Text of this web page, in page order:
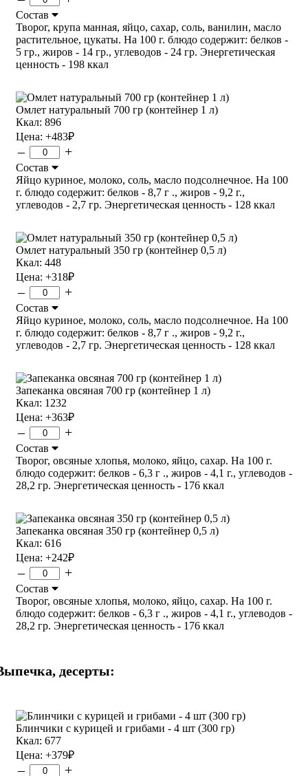
Состав
Творог, крупа манная, яйцо, сахар, соль, ванилин, масло
растительное, цукаты. На 100 г. блюдо содержит: белков -
5 гр., жиров - 14 гр., углеводов - 24 гр. Энергетическая
ценность - 198 ккал
Омлет натуральный 700 гр (контейнер 1 л)
Ккал: 896
Цена: +483₽
– +
Состав
Яйцо куриное, молоко, соль, масло подсолнечное. На 100
г. блюдо содержит: белков - 8,7 г ., жиров - 9,2 г.,
углеводов - 2,7 гр. Энергетическая ценность - 128 ккал
Омлет натуральный 350 гр (контейнер 0,5 л)
Ккал: 448
Цена: +318₽
– +
Состав
Яйцо куриное, молоко, соль, масло подсолнечное. На 100
г. блюдо содержит: белков - 8,7 г ., жиров - 9,2 г.,
углеводов - 2,7 гр. Энергетическая ценность - 128 ккал
Запеканка овсяная 700 гр (контейнер 1 л)
Ккал: 1232
Цена: +363₽
– +
Состав
Творог, овсяные хлопья, молоко, яйцо, сахар. На 100 г.
блюдо содержит: белков - 6,3 г ., жиров - 4,1 г., углеводов -
28,2 гр. Энергетическая ценность - 176 ккал
Запеканка овсяная 350 гр (контейнер 0,5 л)
Ккал: 616
Цена: +242₽
– +
Состав
Творог, овсяные хлопья, молоко, яйцо, сахар. На 100 г.
блюдо содержит: белков - 6,3 г ., жиров - 4,1 г., углеводов -
28,2 гр. Энергетическая ценность - 176 ккал
десерты:
Блинчики с курицей и грибами - 4 шт (300 гр)
Ккал: 677
Цена: +379₽
– +